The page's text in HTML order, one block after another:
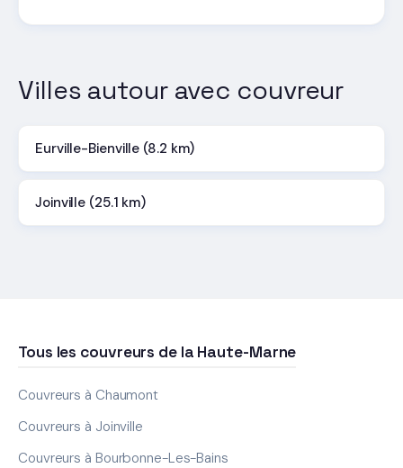
Villes autour avec couvreur
Eurville-Bienville (8.2 km)
Joinville (25.1 km)
Tous les couvreurs de la Haute-Marne
Couvreurs à Chaumont
Couvreurs à Joinville
Couvreurs à Bourbonne-Les-Bains